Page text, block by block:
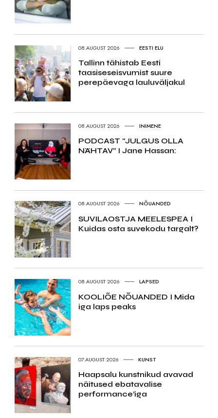
08.AUGUST 2026 EESTI ELU
Tallinn tähistab Eesti
taasiseseisvumist suure
perepäevaga lauluväljakul
08.AUGUST 2026 INIMENE
PODCAST “JULGUS OLLA
NÄHTAV” I Jane Hassan:
08.AUGUST 2026 NÕUANDED
SUVILAOSTJA MEELESPEA I
Kuidas osta suvekodu targalt?
08.AUGUST 2026 LAPSED
KOOLIÕE NÕUANDED I Mida
iga laps peaks
07.AUGUST 2026 KUNST
Haapsalu kunstnikud avavad
näitused ebatavalise
performance’iga